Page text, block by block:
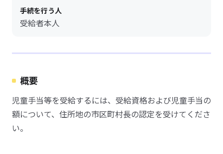
手続を行う人
受給者本人
概要
児童手当等を受給するには、受給資格および児童手当の
額について、住所地の市区町村長の認定を受けてくださ
い。